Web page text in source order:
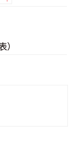
）